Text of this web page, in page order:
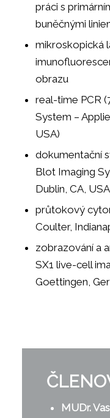
práci s
buněčnými
mikroskopická
obrazu
real-time PCR
System –
USA)
dokumentační
Blot Imaging
Dublin, CA,
průtokový
Coulter,
zobrazování a
SX1 live-cell
Goettingen,
MUDr.